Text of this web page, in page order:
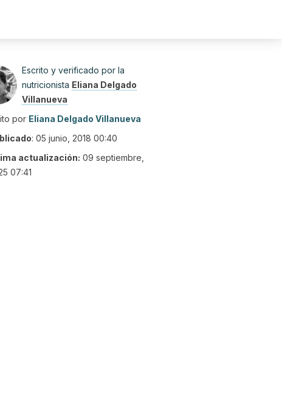
Escrito y verificado por la
nutricionista Eliana Delgado
Villanueva
por Eliana Delgado Villanueva
: 05 junio, 2018 00:40
actualización: 09 septiembre,
07:41